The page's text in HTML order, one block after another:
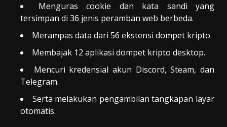
Menguras cookie dan kata sandi yang
tersimpan di 36 jenis peramban web berbeda.
Merampas data dari 56 ekstensi dompet kripto.
Membajak 12 aplikasi dompet kripto desktop.
Mencuri kredensial akun Discord, Steam, dan
Telegram.
Serta melakukan pengambilan tangkapan layar
otomatis.